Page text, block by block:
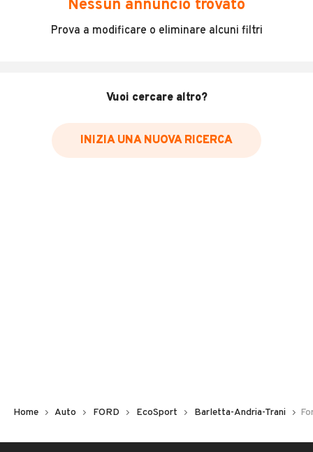
Incidenti in cui è stato coinvolto il veicolo
Data e luogo delle revisioni effettuate
Inserisci il numero di targa per verificare la disponibilità
Nessun annuncio trovato
Prova a modificare o eliminare alcuni filtri
Vuoi cercare altro?
INIZIA UNA NUOVA RICERCA
Home Auto FORD EcoSport Barletta-Andria-Trani